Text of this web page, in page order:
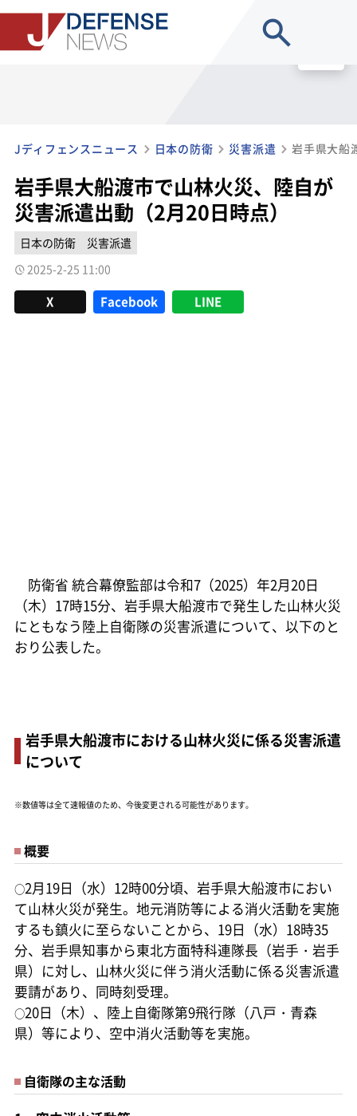
Jディフェンスニュース 日本の防衛 災害派遣
岩手県大船渡市で山林火災、陸自が
災害派遣出動（2月20日時点）
日本の防衛
災害派遣
2025-2-25 11:00
X Facebook LINE
防衛省 統合幕僚監部は令和7（2025）年2月20日
（木）17時15分、岩手県大船渡市で発生した山林火災
にともなう陸上自衛隊の災害派遣について、以下のと
おり公表した。
岩手県大船渡市における山林火災に係る災害派遣
について
※数値等は全て速報値のため、今後変更される可能性があります。
概要
○2月19日（水）12時00分頃、岩手県大船渡市におい
て山林火災が発生。地元消防等による消火活動を実施
するも鎮火に至らないことから、19日（水）18時35
分、岩手県知事から東北方面特科連隊長（岩手・岩手
県）に対し、山林火災に伴う消火活動に係る災害派遣
要請があり、同時刻受理。
○20日（木）、陸上自衛隊第9飛行隊（八戸・青森
県）等により、空中消火活動等を実施。
自衛隊の主な活動